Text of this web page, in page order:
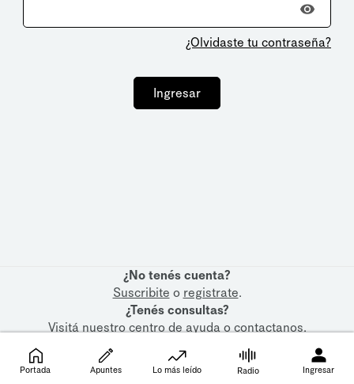
¿Olvidaste tu contraseña?
Ingresar
¿No tenés cuenta?
Suscribite o registrate.
¿Tenés consultas?
Visitá nuestrocentro de ayudaocontactanos.
Portada Apuntes Lo más leído Radio Ingresar